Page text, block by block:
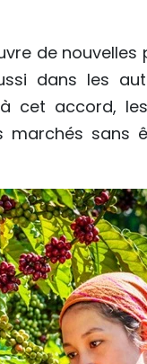
de
dans les
cet accord,
marchés sans